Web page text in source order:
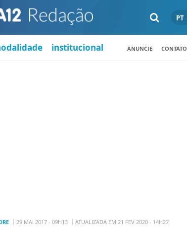
PT
institucional ANUNCIE CONTATO
29 MAI 2017 - 09H13 ATUALIZADA EM 21 FEV 2020 - 14H27